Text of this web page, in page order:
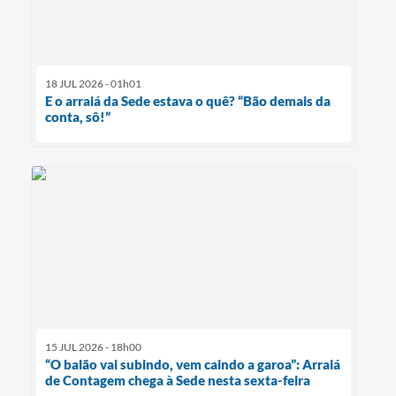
18 JUL 2026 - 01h01
E o arraiá da Sede estava o quê? “Bão demais da
conta, sô!”
15 JUL 2026 - 18h00
“O balão vai subindo, vem caindo a garoa”: Arraiá
de Contagem chega à Sede nesta sexta-feira